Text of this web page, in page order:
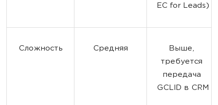
EC for Leads)
Сложность Средняя
Выше,
требуется
передача
GCLID в CRM